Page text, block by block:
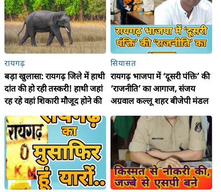
रायगढ़
बड़ा खुलासा: रायगढ़ जिले में हाथी
दांत की हो रही तस्करी! हाथी जहां
रह रहे वहां शिकारी मौजूद होने की
आशंका, हाईकोर्ट में चल रही
हाथियों की मौत की सुनवाई में
सरकार ने दिया जवाब
सियासत
रायगढ़ भाजपा में ‘दूसरी पंक्ति’ की
‘राजनीति’ का आगाज, संजय
अग्रवाल कल्लू शहर बीजेपी मंडल
तो शैलेष माली जूटमिल
चक्रधरनगर मंडल अध्यक्ष बने